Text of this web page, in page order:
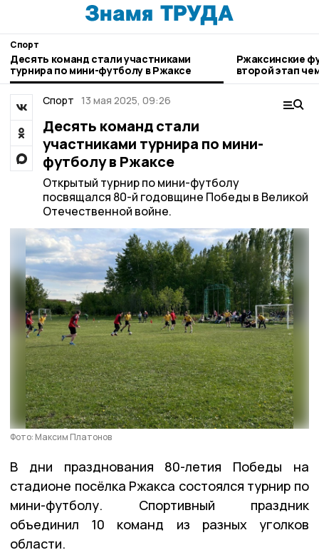
Спорт
Десять команд стали участниками
турнира по мини-футболу в Ржаксе
Ржаксинские
второй этап
победы
Спорт 13 мая 2025, 09:26
Десять команд стали
участниками турнира по мини-
футболу в Ржаксе
Открытый турнир по мини-футболу
посвящался 80-й годовщине Победы в Великой
Отечественной войне.
Фото: Максим Платонов
В дни празднования 80-летия Победы на
стадионе посёлка Ржакса состоялся турнир по
мини-футболу. Спортивный праздник
объединил 10 команд из разных уголков
области.